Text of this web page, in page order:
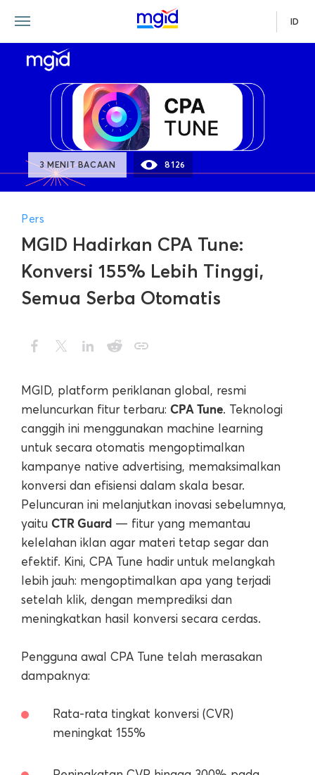
ID
MGID Hadirkan CPA Tune:
Konversi 155% Lebih Tinggi,
Semua Serba Otomatis
Pers
3 MENIT BACAAN 8126
MGID, platform periklanan global, resmi
meluncurkan fitur terbaru: CPA Tune. Teknologi
canggih ini menggunakan machine learning
untuk secara otomatis mengoptimalkan
kampanye native advertising, memaksimalkan
konversi dan efisiensi dalam skala besar.
Peluncuran ini melanjutkan inovasi sebelumnya,
yaitu CTR Guard — fitur yang memantau
kelelahan iklan agar materi tetap segar dan
efektif. Kini, CPA Tune hadir untuk melangkah
lebih jauh: mengoptimalkan apa yang terjadi
setelah klik, dengan memprediksi dan
meningkatkan hasil konversi secara cerdas.
Pengguna awal CPA Tune telah merasakan
dampaknya:
Rata-rata tingkat konversi (CVR)
meningkat 155%